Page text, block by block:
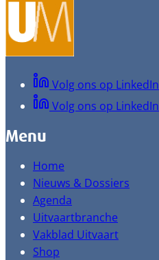
Volg ons op LinkedIn
Volg ons op LinkedIn
Menu
Home
Nieuws & Dossiers
Agenda
Uitvaartbranche
Vakblad Uitvaart
Shop